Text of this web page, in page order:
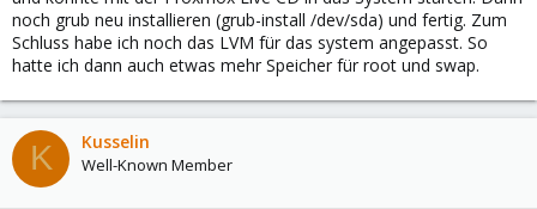
noch grub neu installieren (grub-install /dev/sda) und fertig. Zum
Schluss habe ich noch das LVM für das system angepasst. So
hatte ich dann auch etwas mehr Speicher für root und swap.
K Kusselin
Well-Known Member